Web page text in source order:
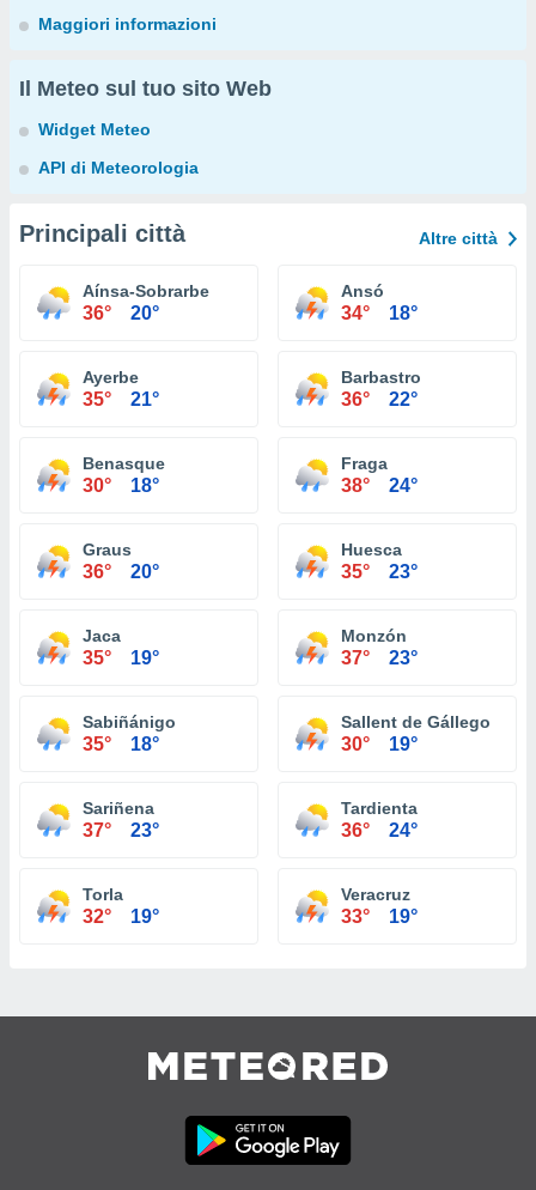
Maggiori informazioni
Il Meteo sul tuo sito Web
Widget Meteo
API di Meteorologia
Principali città Altre città
Aínsa-Sobrarbe
36° 20°
Ansó
34° 18°
Ayerbe
35° 21°
Barbastro
36° 22°
Benasque
30° 18°
Fraga
38° 24°
Graus
36° 20°
Huesca
35° 23°
Jaca
35° 19°
Monzón
37° 23°
Sabiñánigo
35° 18°
Sallent de Gállego
30° 19°
Sariñena
37° 23°
Tardienta
36° 24°
Torla
32° 19°
Veracruz
33° 19°